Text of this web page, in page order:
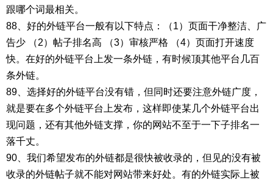
跟哪个词最相关。
88、好的外链平台一般有以下特点：（1）页面干净整洁、广
告少 （2）帖子排名高 （3）审核严格 （4）页面打开速度
快。在好的外链平台上发一条外链，有时候顶其他平台几百
条外链。
89、选择好的外链平台没有错，但同时还要注意外链广度，
就是要在多个外链平台上发布，这样即使某几个外链平台出
现问题，还有其他外链支撑，你的网站不至于一下子排名一
落千丈。
90、我们希望发布的外链都是很快被收录的，但见的没有被
收录的外链帖子就不能对网站带来好处。有的外链实际上被